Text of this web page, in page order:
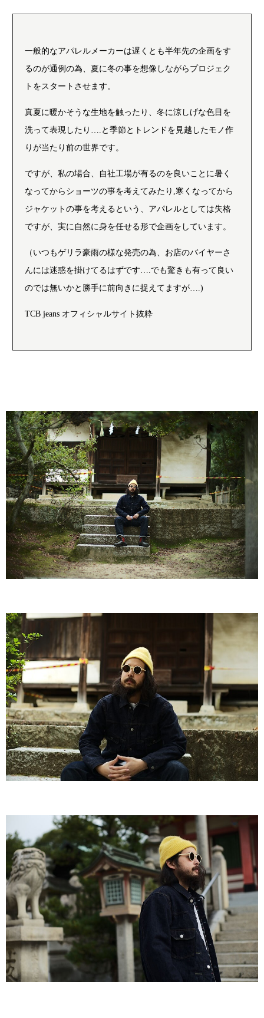
一般的なアパレルメーカーは遅くとも半年先の企画をす
るのが通例の為、夏に冬の事を想像しながらプロジェク
トをスタートさせます。
真夏に暖かそうな生地を触ったり、冬に涼しげな色目を
洗って表現したり….と季節とトレンドを見越したモノ作
りが当たり前の世界です。
ですが、私の場合、自社工場が有るのを良いことに暑く
なってからショーツの事を考えてみたり,寒くなってから
ジャケットの事を考えるという、アパレルとしては失格
ですが、実に自然に身を任せる形で企画をしています。
（いつもゲリラ豪雨の様な発売の為、お店のバイヤーさ
んには迷惑を掛けてるはずです….でも驚きも有って良い
のでは無いかと勝手に前向きに捉えてますが….)
TCB jeans オフィシャルサイト抜粋